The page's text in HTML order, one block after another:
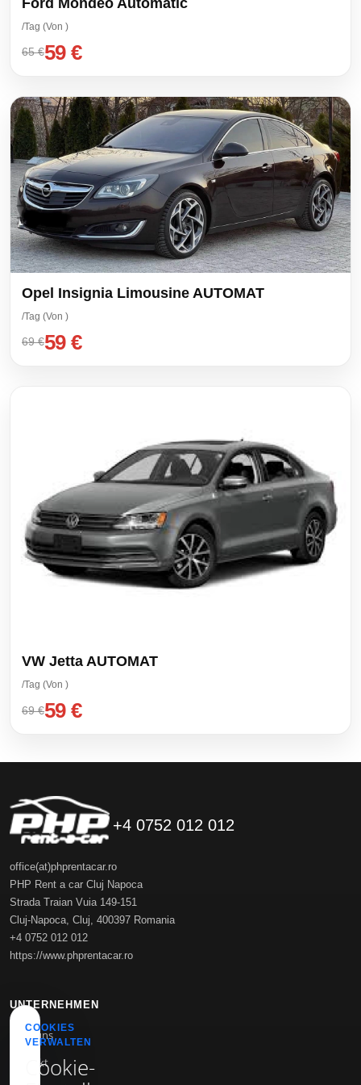
/Tag (Von )
65 €59 €
Opel Insignia Limousine AUTOMAT
/Tag (Von )
69 €59 €
VW Jetta AUTOMAT
/Tag (Von )
69 €59 €
+4 0752 012 012
office(at)phprentacar.ro
PHP Rent a car Cluj Napoca
Strada Traian Vuia 149-151
Cluj-Napoca Cluj 400397 Romania
+4 0752 012 012
https://www.phprentacar.ro
UNTERNEHMEN
Über uns
Kontakt
COOKIES
VERWALTEN
Cookie-